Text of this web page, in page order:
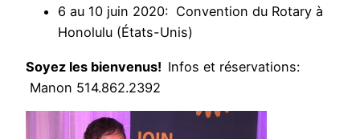
6 au 10 juin 2020: Convention du Rotary à
Honolulu (États-Unis)
Soyez les bienvenus! Infos et réservations:
Manon 514.862.2392